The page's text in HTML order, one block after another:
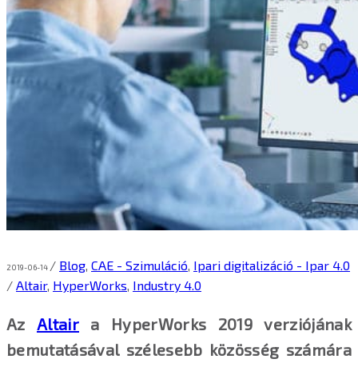
2019-06-14 / Blog, CAE - Szimuláció, Ipari digitalizáció - Ipar 4.0
/ Altair, HyperWorks, Industry 4.0
AzAltair a HyperWorks 2019 verziójának
bemutatásával szélesebb közösség számára